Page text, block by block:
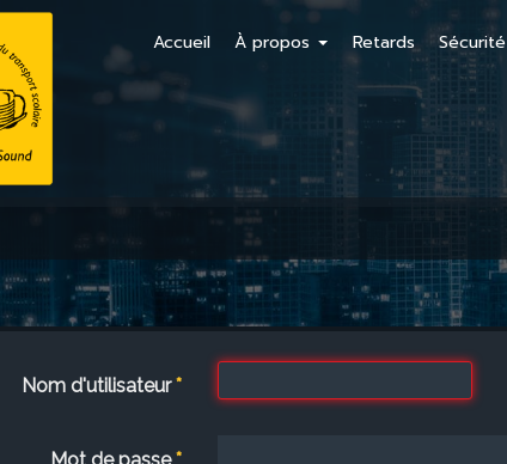
Accueil À propos Retards Sécurité
Nom d'utilisateur*